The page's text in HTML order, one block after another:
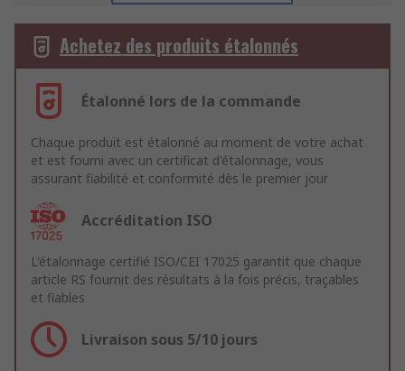
Achetez des produits étalonnés
Étalonné lors de la commande
Chaque produit est étalonné au moment de votre achat
et est fourni avec un certificat d'étalonnage, vous
assurant fiabilité et conformité dès le premier jour
Accréditation ISO
L'étalonnage certifié ISO/CEI 17025 garantit que chaque
article RS fournit des résultats à la fois précis, traçables
et fiables
Livraison sous 5/10 jours